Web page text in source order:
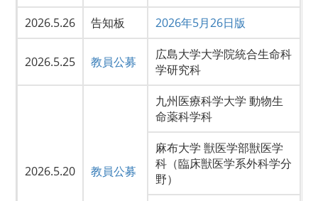
2026.5.26 告知板 2026年5月26日版
2026.5.25 教員公募
広島大学大学院統合生命科
学研究科
2026.5.20 教員公募
九州医療科学大学 動物生
命薬科学科
麻布大学 獣医学部獣医学
科（臨床獣医学系外科学分
野）